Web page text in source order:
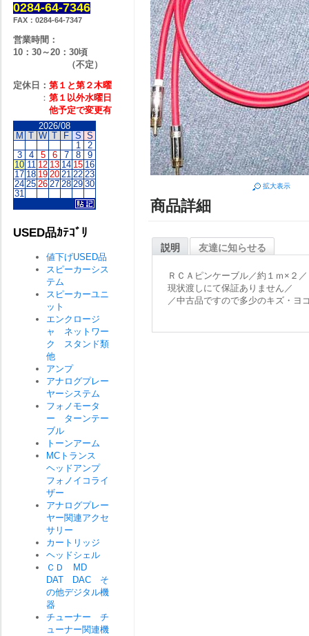
拡大表示
商品詳細
説明 友達に知らせる
ＲＣＡピンケーブル／約１ｍ×２／
現状渡しにて保証ありません／
／中古品ですので多少のキズ・ヨ
0284-64-7346
FAX：0284-64-7347
営業時間：
10：30～20：30頃
（不定）
定休日： 第１と第２木曜
： 第１以外水曜日
他予定で変更有
2026/08
M T W T F S S
1
2
3
4 5 6 7 8
9
10 11 12 13 14 15 16
17 18 19 20 21 22 23
24 25 26 27 28 29 30
31
USED品ｶﾃｺﾞﾘ
値下げUSED品
スピーカーシス
テム
スピーカーユニ
ット
エンクロージ
ャ ネットワー
ク スタンド類
他
アンプ
アナログプレー
ヤーシステム
フォノモータ
ー ターンテー
ブル
トーンアーム
MCトランス
ヘッドアンプ
フォノイコライ
ザー
アナログプレー
ヤー関連アクセ
サリー
カートリッジ
ヘッドシェル
ＣＤ MD
DAT DAC そ
の他デジタル機
器
チューナー チ
ューナー関連機